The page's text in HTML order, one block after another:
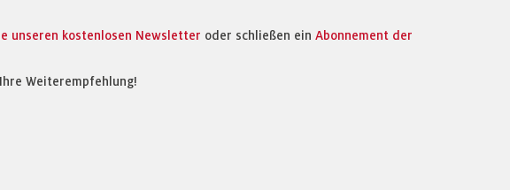
unseren kostenlosen Newsletter oder schließen ein Abonnement der
Weiterempfehlung!